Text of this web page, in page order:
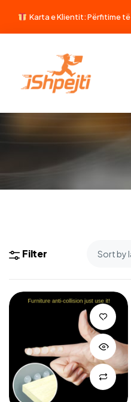
Karta e Klientit: Përfitime
Filter